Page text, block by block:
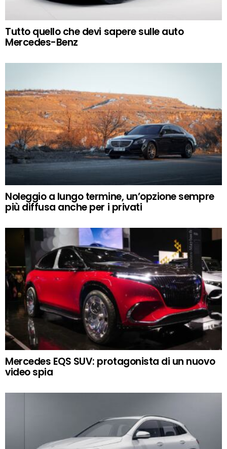
Tutto quello che devi sapere sulle auto
Mercedes-Benz
Noleggio a lungo termine, un’opzione sempre
più diffusa anche per i privati
Mercedes EQS SUV: protagonista di un nuovo
video spia